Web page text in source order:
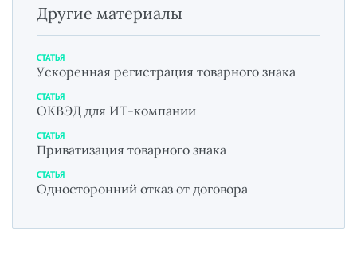
Другие материалы
СТАТЬЯ
Ускоренная регистрация товарного знака
СТАТЬЯ
ОКВЭД для ИТ-компании
СТАТЬЯ
Приватизация товарного знака
СТАТЬЯ
Односторонний отказ от договора